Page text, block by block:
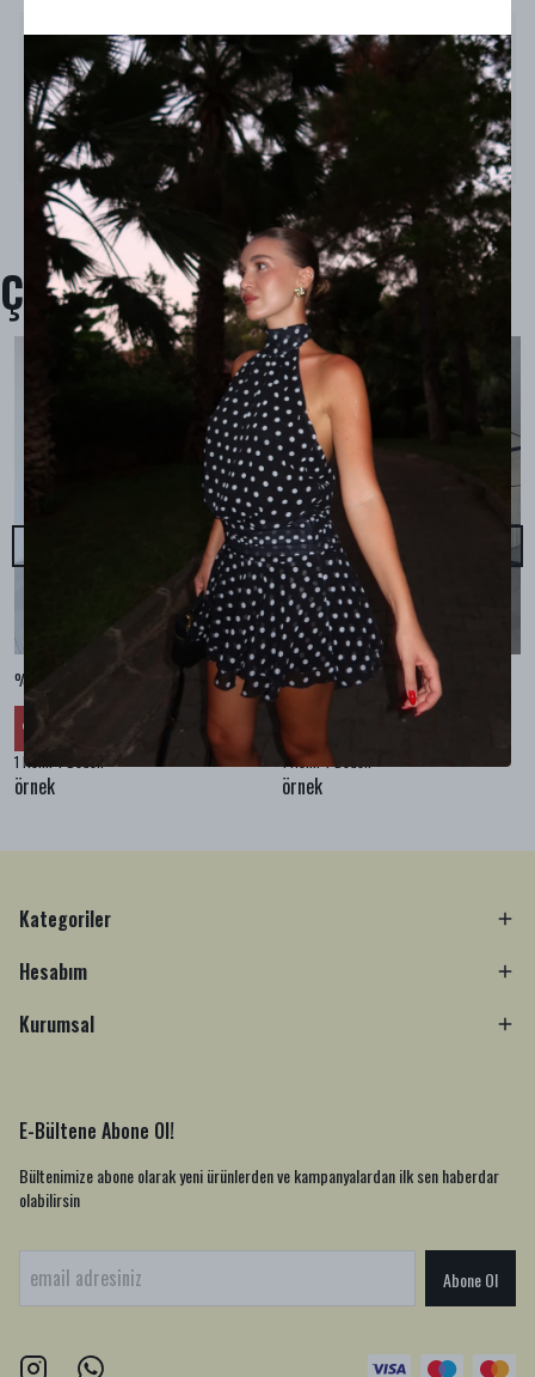
Ürün Açıklaması
Model Ölçüleri : 167cm/53kg
Modelin Beden : S beden
Ürün İçeriği : -
Ürün Boyu : 137cm.
ÜST KISMI PAMUKLU LİKRALI KUMAŞTIR.ALT KISMI PARAŞÜT KUMAŞTIR.
Çok Satanlar
%100 KETEN CEPLİ ŞALVAR PANTOLON - Bej
%
₺ 2,299.99
1 Renk 4 Beden
örnek
%100 KETEN SALAŞ GÖMLEK - Bej
₺ 2,099.99
1 Renk 4 Beden
örnek
Kategoriler
Hesabım
Kurumsal
E-Bültene Abone Ol!
Bültenimize abone olarak yeni ürünlerden ve kampanyalardan ilk sen haberdar
olabilirsin
Abone Ol